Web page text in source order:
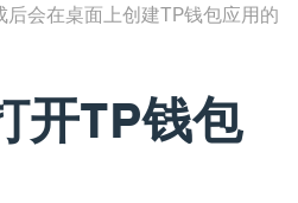
会在桌面上创建TP钱包应用的
开TP钱包